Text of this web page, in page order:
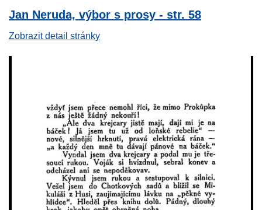
Jan Neruda, výbor s prosy - str. 58
Zobrazit detail stránky